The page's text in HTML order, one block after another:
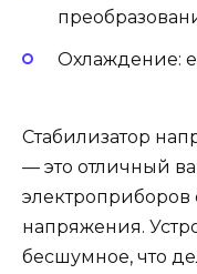
Охлаждение:
Стабилизатор
— это отличный
электроприборов
напряжения.
бесшумное, что